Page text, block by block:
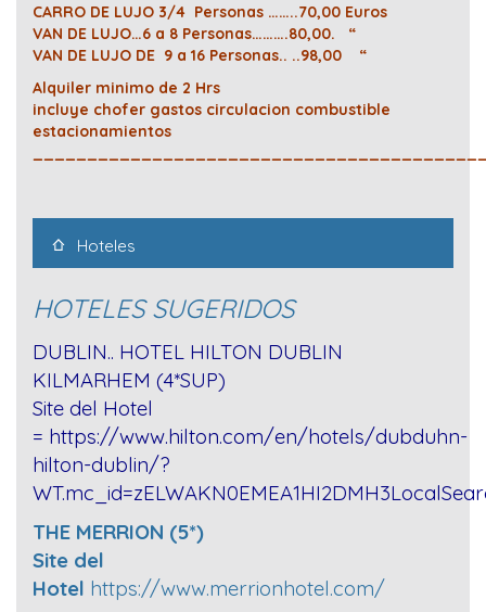
CARRO DE LUJO 3/4 Personas ……..70,00 Euros
VAN DE LUJO…6 a 8 Personas……….80,00. “
VAN DE LUJO DE 9 a 16 Personas.. ..98,00 “
Alquiler minimo de 2 Hrs
incluye chofer gastos circulacion combustible
estacionamientos
Hoteles
HOTELESSUGERIDOS
DUBLIN.. HOTEL HILTON DUBLIN
KILMARHEM (4*SUP)
Site del Hotel
= https://www.hilton.com/en/hotels/dubduhn-
hilton-dublin/?
THE MERRION (5*)
Site del
Hotel https://www.merrionhotel.com/